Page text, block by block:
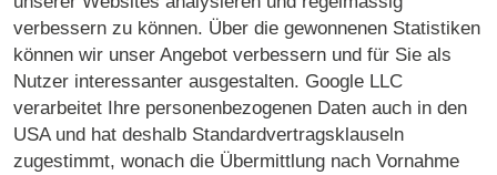
verbessern zu können. Über die gewonnenen Statistiken
können wir unser Angebot verbessern und für Sie als
Nutzer interessanter ausgestalten. Google LLC
verarbeitet Ihre personenbezogenen Daten auch in den
USA und hat deshalb Standardvertragsklauseln
zugestimmt, wonach die Übermittlung nach Vornahme